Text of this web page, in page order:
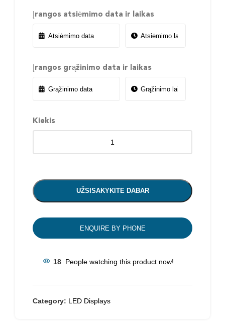
Įrangos atsiėmimo data ir laikas
Įrangos grąžinimo data ir laikas
Kiekis
UŽSISAKYKITE DABAR
ENQUIRE BY PHONE
18 People watching this product now!
Category: LED Displays